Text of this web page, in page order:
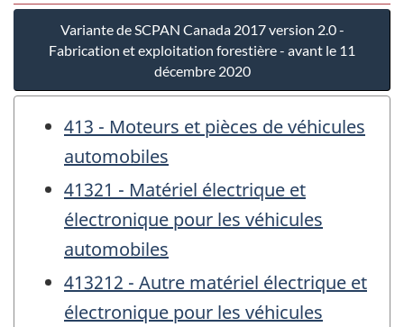
Variante de SCPAN Canada 2017 version 2.0 -
Fabrication et exploitation forestière - avant le 11
décembre 2020
413 - Moteurs et pièces de véhicules
automobiles
41321 - Matériel électrique et
électronique pour les véhicules
automobiles
413212 - Autre matériel électrique et
électronique pour les véhicules